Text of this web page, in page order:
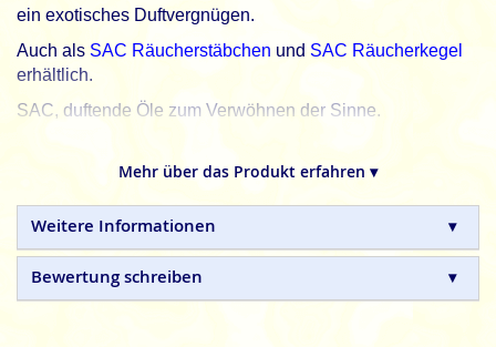
ein exotisches Duftvergnügen.
Auch als SAC Räucherstäbchen und SAC Räucherkegel
erhältlich.
SAC, duftende Öle zum Verwöhnen der Sinne.
Öle, die strengen Qualitätsanforderungen entsprechen.
Hinweis: In der Packung befindet sich ein Einsatz für ein genaueres
Dosieren des kostbaren Duftöls. Schraube den Deckel ab, entferne die
Auslaufsicherung und drücke das Teil (Dosierhilfe/Kindersicherung) mit
der Spitze fest nach unten ins Fläschchen und schon kann es
Mehr über das Produkt erfahren ▾
Weitere Informationen
Bewertung schreiben